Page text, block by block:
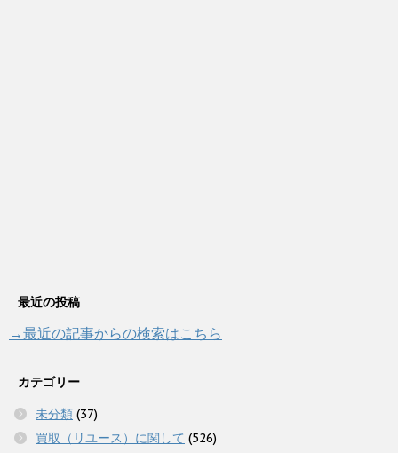
最近の投稿
→最近の記事からの検索はこちら
カテゴリー
未分類 (37)
買取（リユース）に関して (526)